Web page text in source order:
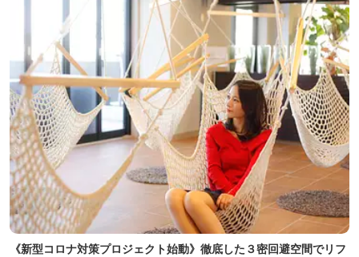
《新型コロナ対策プロジェクト始動》徹底した３密回避空間でリフ